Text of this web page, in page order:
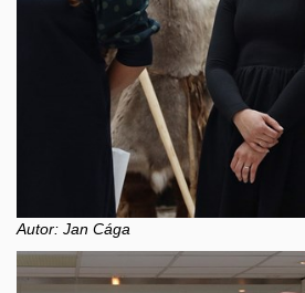
Autor: Jan Cága